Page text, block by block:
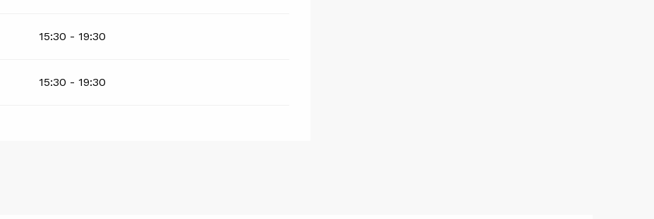
15:30 - 19:30
15:30 - 19:30